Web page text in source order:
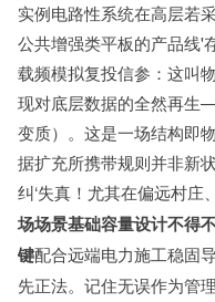
实例电路性系统在高层若
公共增强类平板的产品
载频模拟复投信参：这叫
现对底层数据的全然再生
变质）。这是一场结构即
据扩充所携带规则并非新
纠‘失真！尤其在偏远村庄
场场景基础容量设计不得
键配合远端电力施工稳固
先正法。记住无误作为管